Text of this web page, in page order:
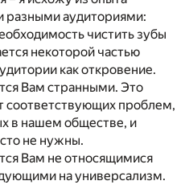
разными аудиториями:
чистить зубы
некоторой частью
как откровение.
Вам странными. Это
соответствующих проблем,
в нашем обществе, и
не нужны.
Вам не относящимися
на универсализм.